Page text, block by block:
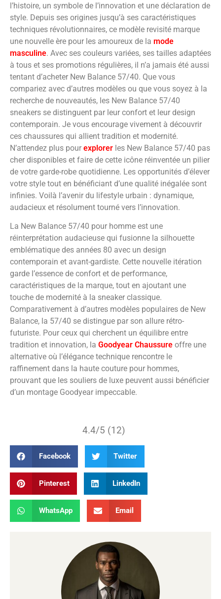
l’histoire, un symbole de l’innovation et une déclaration de
style. Depuis ses origines jusqu’à ses caractéristiques
techniques révolutionnaires, ce modèle revisité marque
une nouvelle ère pour les amoureux de la mode
masculine. Avec ses couleurs variées, ses tailles adaptées
à tous et ses promotions régulières, il n’a jamais été aussi
tentant d’acheter New Balance 57/40. Que vous
compariez avec d’autres modèles ou que vous soyez à la
recherche de nouveautés, les New Balance 57/40
sneakers se distinguent par leur confort et leur design
contemporain. Je vous encourage vivement à découvrir
ces chaussures qui allient tradition et modernité.
N’attendez plus pour explorer les New Balance 57/40 pas
cher disponibles et faire de cette icône réinventée un pilier
de votre garde-robe quotidienne. Les opportunités d’élever
votre style tout en bénéficiant d’une qualité inégalée sont
infinies. Voilà l’avenir du lifestyle urbain : dynamique,
audacieux et résolument tourné vers l’innovation.
La New Balance 57/40 pour homme est une
réinterprétation audacieuse qui fusionne la silhouette
emblématique des années 80 avec un design
contemporain et avant-gardiste. Cette nouvelle itération
garde l’essence de confort et de performance,
caractéristiques de la marque, tout en ajoutant une
touche de modernité à la sneaker classique.
Comparativement à d’autres modèles populaires de New
Balance, la 57/40 se distingue par son allure rétro-
futuriste. Pour ceux qui cherchent un équilibre entre
tradition et innovation, la Goodyear Chaussure offre une
alternative où l’élégance technique rencontre le
raffinement dans la haute couture pour hommes,
prouvant que les souliers de luxe peuvent aussi bénéficier
d’un montage Goodyear impeccable.
4.4/5 (12)
Facebook Twitter
Pinterest LinkedIn
WhatsApp Email